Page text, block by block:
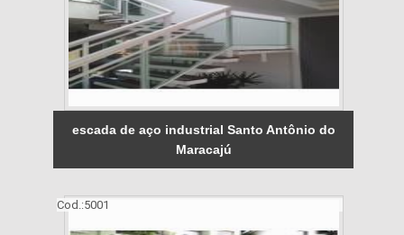
escada de aço industrial Santo Antônio do
Maracajú
Cod.:5001